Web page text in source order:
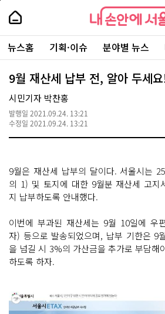
본
로
가
내
손
안
에
서
울
-
서
울
시
대
표
소
털
내
손
에
울
주
요
서
뉴스홈 기획·이슈 분야별 뉴스
9월 재산세 납부 전, 알아 두세
시민기자 박찬홍
발행일 2021.09.24. 13:21
수정일 2021.09.24. 13:21
9월은 재산세 납부의 달이다. 서울시는
의 1) 및 토지에 대한 9월분 재산세 고지
지 납부하도록 안내했다.
이번에 부과된 재산세는 9월 10일에 우
자) 등으로 발송되었으며, 납부 기한은 9
을 넘길 시 3%의 가산금을 추가로 부담해
하도록 하자.
페
상
단
로